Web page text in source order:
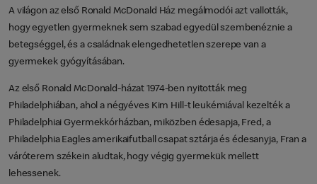
A világon az első Ronald McDonald Ház megálmodói azt vallották,
hogy egyetlen gyermeknek sem szabad egyedül szembenéznie a
betegséggel, és a családnak elengedhetetlen szerepe van a
gyermekek gyógyításában.
Az első Ronald McDonald-házat 1974-ben nyitották meg
Philadelphiában, ahol a négyéves Kim Hill-t leukémiával kezelték a
Philadelphiai Gyermekkórházban, miközben édesapja, Fred, a
Philadelphia Eagles amerikaifutball csapat sztárja és édesanyja, Fran a
váróterem székein aludtak, hogy végig gyermekük mellett
lehessenek.